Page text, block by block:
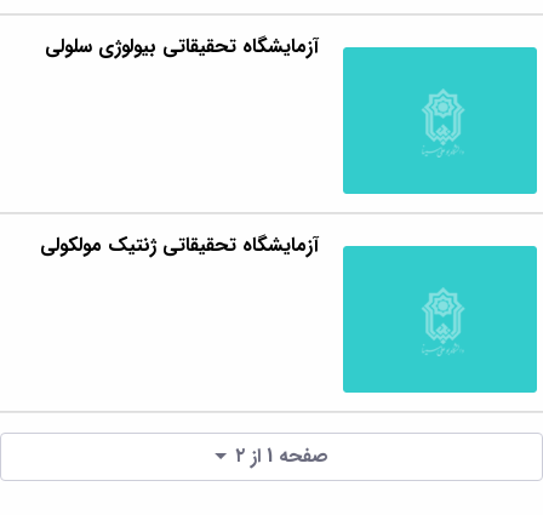
آزمایشگاه تحقیقاتی بیولوژی سلولی
آزمایشگاه تحقیقاتی ژنتیک مولکولی
صفحه 1 از ۲